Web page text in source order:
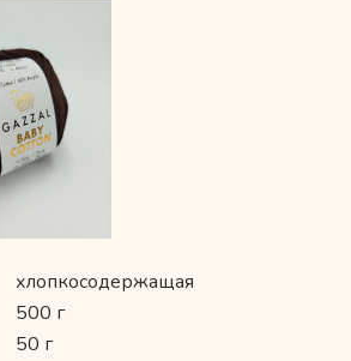
хлопкосодержащая
500 г
50 г